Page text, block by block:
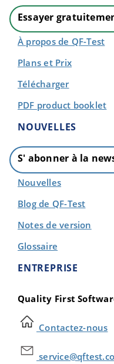
Essayer
À propos de QF-Test
Plans et Prix
Télécharger
PDF product booklet
NOUVELLES
S' abonner à la
Nouvelles
Blog de QF-Test
Notes de version
Glossaire
ENTREPRISE
Quality First
Contactez-nous